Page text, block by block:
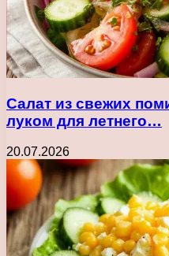
Салат из свежих
луком для летнего…
20.07.2026